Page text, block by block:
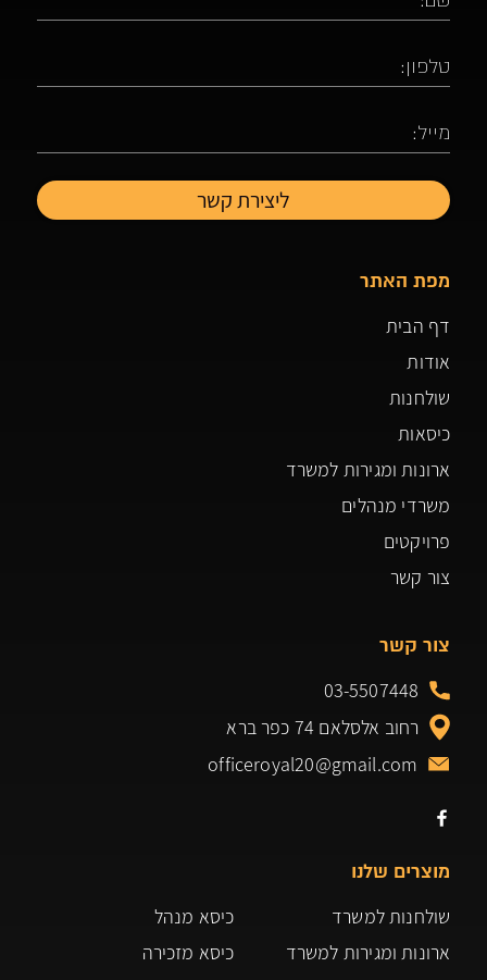
מפת האתר
דף הבית
אודות
שולחנות
כיסאות
ארונות ומגירות למשרד
משרדי מנהלים
פרויקטים
צור קשר
מוצרים שלנו
שולחנות למשרד
ארונות ומגירות למשרד
כיסא מנהל
כיסא מזכירה
צור קשר
03-5507448
רחוב אלסלאם 74 כפר ברא
officeroyal20@gmail.com